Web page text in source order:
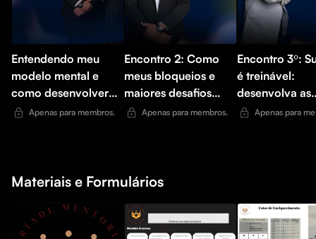
Entendendo meu
modelo mental e
como desenvolver
uma mentalidade de
Apenas para membros.
Encontro 2: Como
meus bloqueios e
maiores desafios
estão alinhados com
Apenas para membros.
Encontro 3º:
é treinável:
desenvolva as
habilidades
Apenas para
Materiais e Formulários